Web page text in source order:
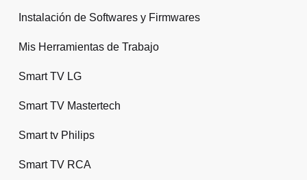
Instalación de Softwares y Firmwares
Mis Herramientas de Trabajo
Smart TV LG
Smart TV Mastertech
Smart tv Philips
Smart TV RCA